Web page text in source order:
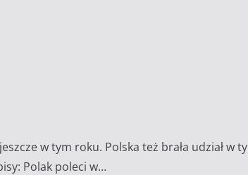
w tym roku. Polska też brała udział w
Polak poleci w…